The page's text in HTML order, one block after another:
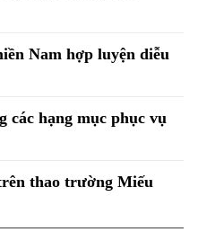
Nam hợp luyện diễu
các hạng mục phục vụ
thao trường Miếu